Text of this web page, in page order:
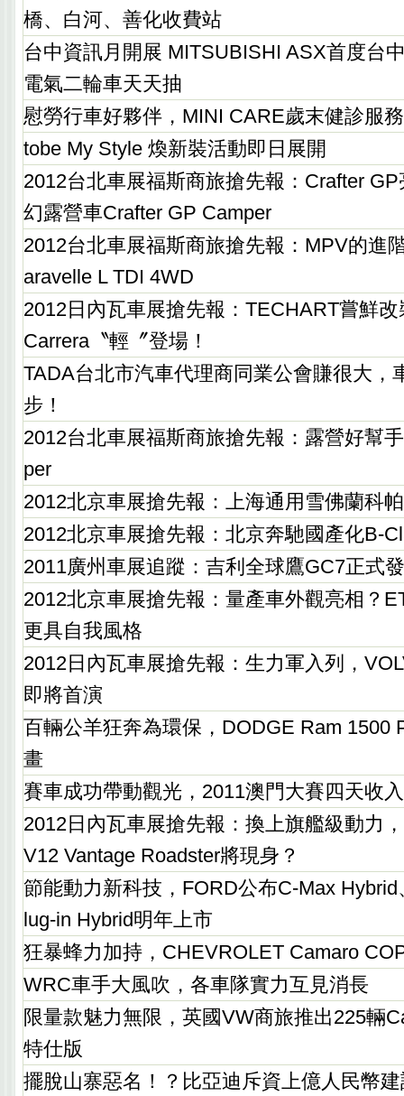
橋、白河、善化收費站
台中資訊月開展 MITSUBISHI ASX首度台
電氣二輪車天天抽
慰勞行車好夥伴，MINI CARE歲末健診服
tobe My Style 煥新裝活動即日展開
2012台北車展福斯商旅搶先報：Crafter
幻露營車Crafter GP Camper
2012台北車展福斯商旅搶先報：MPV的進
aravelle L TDI 4WD
2012日內瓦車展搶先報：TECHART嘗鮮
Carrera〝輕〞登場！
TADA台北市汽車代理商同業公會賺很大，
步！
2012台北車展福斯商旅搶先報：露營好幫
per
2012北京車展搶先報：上海通用雪佛蘭科
2012北京車展搶先報：北京奔馳國產化B-
2011廣州車展追蹤：吉利全球鷹GC7正式
2012北京車展搶先報：量產車外觀亮相？
更具自我風格
2012日內瓦車展搶先報：生力軍入列，
即將首演
百輛公羊狂奔為環保，DODGE Ram 1500
畫
賽車成功帶動觀光，2011澳門大賽四天收
2012日內瓦車展搶先報：換上旗艦級動力
V12 Vantage Roadster將現身？
節能動力新科技，FORD公布C-Max
lug-in Hybrid明年上市
狂暴蜂力加持，CHEVROLET Camaro
WRC車手大風吹，各車隊實力互見消長
限量款魅力無限，英國VW商旅推出225輛
特仕版
擺脫山寨惡名！？比亞迪斥資上億人民幣